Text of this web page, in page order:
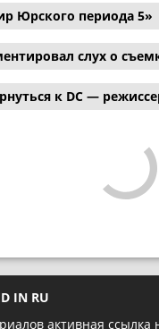
Юрского периода 5»
слух о
к DC —
IN RU
активная ссылка